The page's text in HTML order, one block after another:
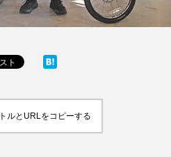
ルとURLをコピーする